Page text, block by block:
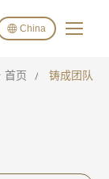
China
English
首页 铸成团队